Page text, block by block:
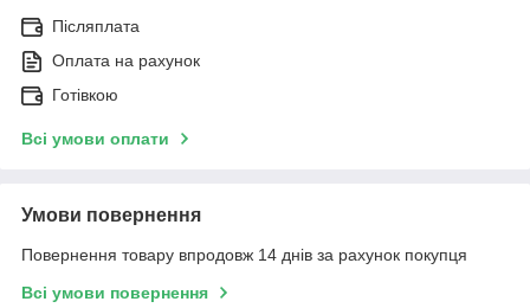
Післяплата
Оплата на рахунок
Готівкою
Всі умови оплати
Умови повернення
Повернення товару впродовж 14 днів за рахунок покупця
Всі умови повернення